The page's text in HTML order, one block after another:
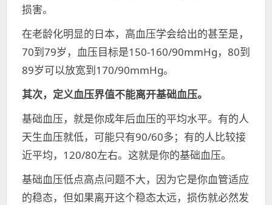
损害。
在老龄化明显的日本，高血压学会给出的甚至是，
70到79岁，血压目标是150-160/90mmHg，80到
89岁可以放宽到170/90mmHg。
其次，定义血压界值不能离开基础血压。
基础血压，就是你成年后血压的平均水平。有的人
天生血压就低，可能只有90/60多；有的人比较接
近平均，120/80左右。这就是你的基础血压。
基础血压低点高点问题不大，因为它是你血管适应
的稳态，但如果离开这个稳态太远，损伤就必然发